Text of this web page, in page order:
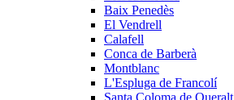
Baix Penedès
El Vendrell
Calafell
Conca de Barberà
Montblanc
L'Espluga de Francolí